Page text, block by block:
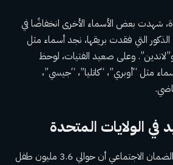
شهدت بعض الأسماء الأخرى انخفاضًا في
التي فقدت بريقها، نجد أسماء مثل
وعلى صعيد الفتيات، لوحظ
مثل “أوبري”، “كاتليا”، “جيسي”،
في الولايات المتحدة
تُظهر أحدث بيانات إدارة الضمان الاجتماعي أن حوالي 3.6 مليون طفل